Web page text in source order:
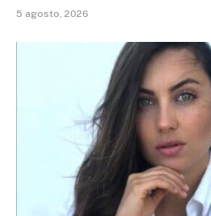
5 agosto, 2026